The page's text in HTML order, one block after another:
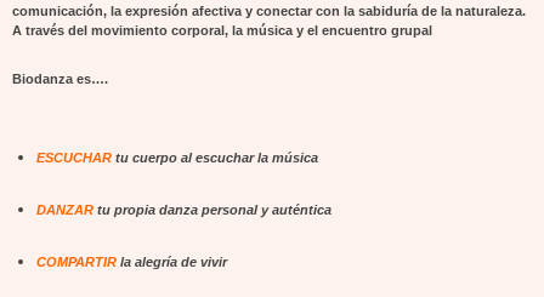
comunicación, la expresión afectiva y conectar con la sabiduría de la naturaleza.
A través del movimiento corporal, la música y el encuentro grupal
Biodanza es….
ESCUCHAR tu cuerpo al escuchar la música
DANZAR tu propia danza personal y auténtica
COMPARTIR la alegría de vivir